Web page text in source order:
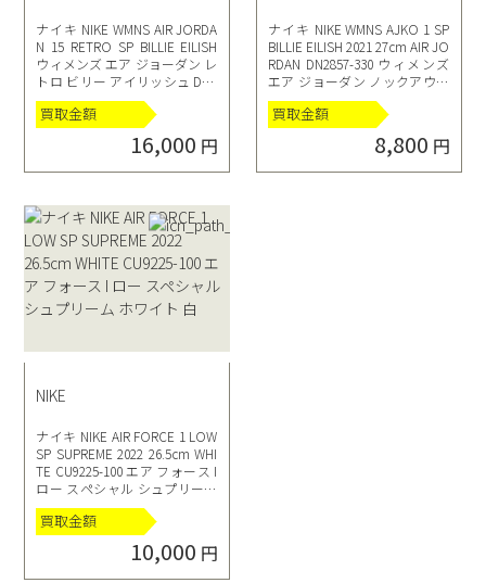
ナイキ NIKE WMNS AIR JORDA
N 15 RETRO SP BILLIE EILISH
ウィメンズ エア ジョーダン レ
トロ ビリー アイリッシュ DN2
863-200 28.5 ベージュ
買取金額
16,000 円
ナイキ NIKE WMNS AJKO 1 SP
BILLIE EILISH 2021 27cm AIR JO
RDAN DN2857-330 ウィメンズ
エア ジョーダン ノックアウト
I ビリー アイリッシュ キー ラ
イム
買取金額
8,800 円
NIKE
ナイキ NIKE AIR FORCE 1 LOW
SP SUPREME 2022 26.5cm WHI
TE CU9225-100 エア フォース I
ロー スペシャル シュプリーム
ホワイト 白
買取金額
10,000 円